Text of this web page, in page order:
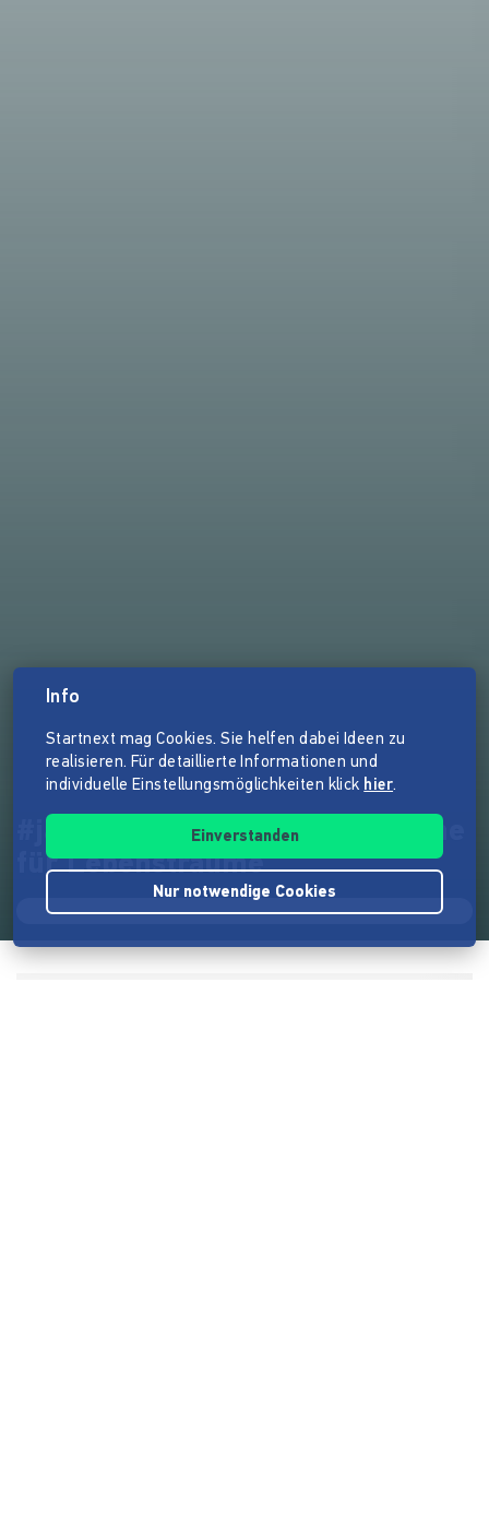
#jazodernie: 30 Jahre Freiräume
für Lebensträume
Info
Startnext mag Cookies. Sie helfen dabei Ideen zu
realisieren. Für detaillierte Informationen und
individuelle Einstellungsmöglichkeiten klick hier.
Einverstanden
Nur notwendige Cookies